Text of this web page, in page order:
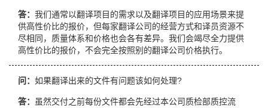
答： 我们通常以翻译项目的需求以及翻译项目的应用场景来提
供高性价比的报价，但每家翻译公司的经营方式和译员资源不
尽相同，质量体系和价格也会各有差异。我们会竭尽全力提供
高性价比的报价，不会完全按照别的翻译公司价格执行。
问： 如果翻译出来的文件有问题该如何处理?
答：
虽然交付之前每份文件都会先经过本公司质检部质控流